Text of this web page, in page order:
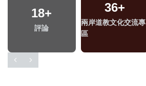
18+
評論
36+
兩岸道教文化交流專
區